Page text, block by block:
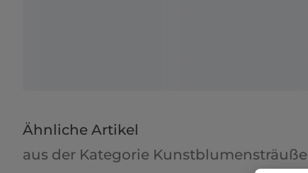
Ähnliche Artikel
aus der Kategorie Kunstblumensträuße